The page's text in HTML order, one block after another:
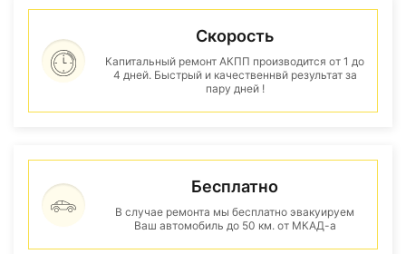
Скорость
Капитальный ремонт АКПП производится от 1 до
4 дней. Быстрый и качественнвй результат за
пару дней !
Бесплатно
В случае ремонта мы бесплатно эвакуируем
Ваш автомобиль до 50 км. от МКАД-а